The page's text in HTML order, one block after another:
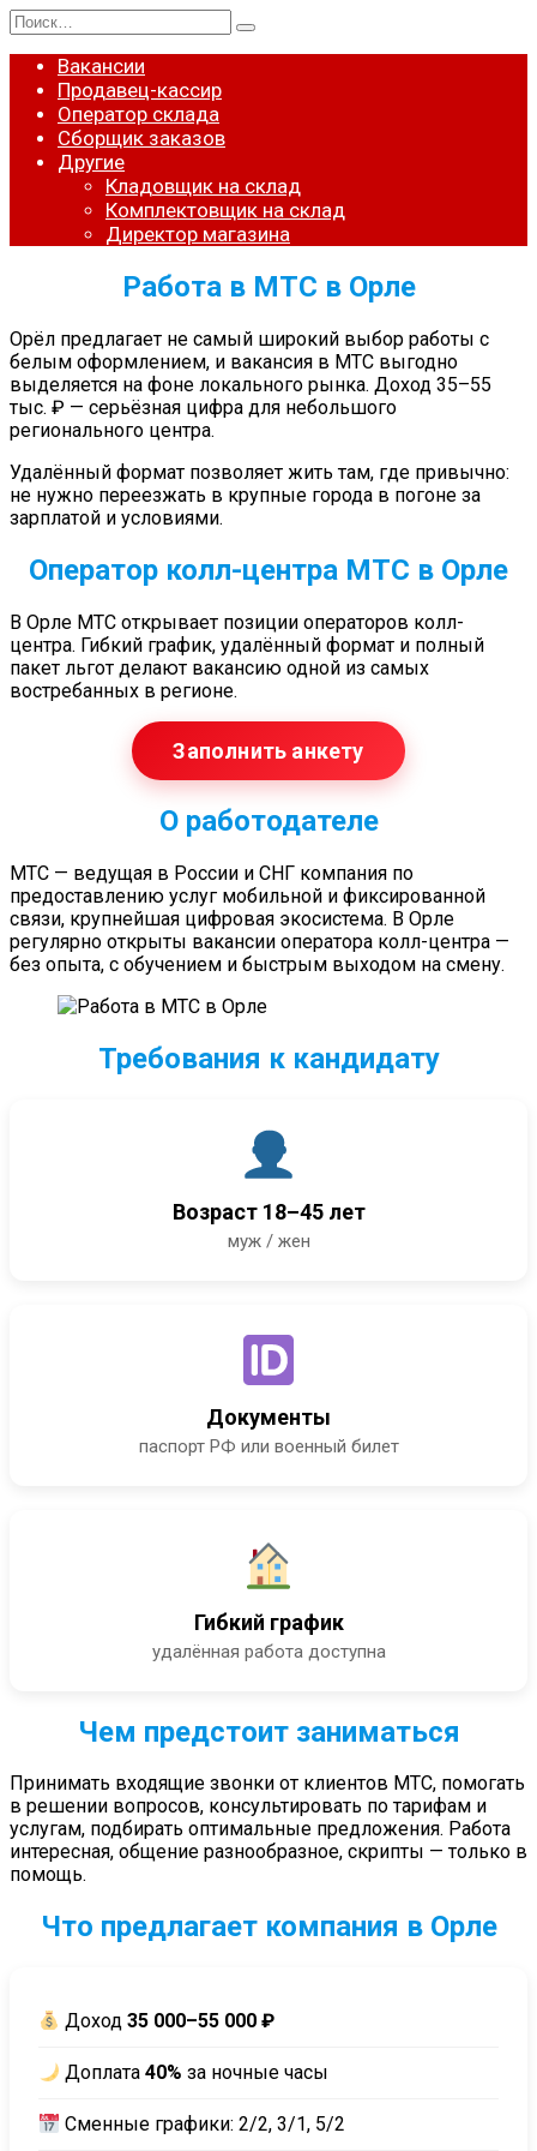
Перейти
к
содержанию
Search
for:
Вакансии
Продавец-кассир
Оператор склада
Сборщик заказов
Другие
Кладовщик на склад
Комплектовщик на склад
Директор магазина
Работа в МТС в Орле
Орёл предлагает не самый широкий выбор работы с
белым оформлением, и вакансия в МТС выгодно
выделяется на фоне локального рынка. Доход 35–55
тыс. ₽ — серьёзная цифра для небольшого
регионального центра.
Удалённый формат позволяет жить там, где привычно:
не нужно переезжать в крупные города в погоне за
зарплатой и условиями.
Оператор колл-центра МТС в Орле
В Орле МТС открывает позиции операторов колл-
центра. Гибкий график, удалённый формат и полный
пакет льгот делают вакансию одной из самых
востребанных в регионе.
Заполнить анкету
О работодателе
МТС — ведущая в России и СНГ компания по
предоставлению услуг мобильной и фиксированной
связи, крупнейшая цифровая экосистема. В Орле
регулярно открыты вакансии оператора колл-центра —
без опыта, с обучением и быстрым выходом на смену.
Требования к кандидату
Возраст 18–45 лет
муж / жен
Документы
паспорт РФ или военный билет
Гибкий график
удалённая работа доступна
Чем предстоит заниматься
Принимать входящие звонки от клиентов МТС, помогать
в решении вопросов, консультировать по тарифам и
услугам, подбирать оптимальные предложения. Работа
интересная, общение разнообразное, скрипты — только в
помощь.
Что предлагает компания в Орле
Доход35 000–55 000 ₽
Доплата40% за ночные часы
Сменные графики: 2/2, 3/1, 5/2